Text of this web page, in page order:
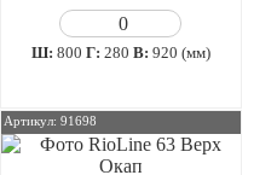
Ш: 800 Г: 280 В: 920 (мм)
Артикул: 91698